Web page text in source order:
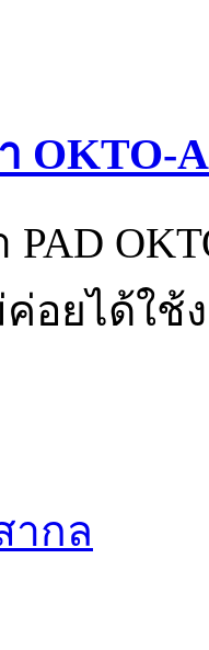
OKTO-
อยได้ใช้
ากล